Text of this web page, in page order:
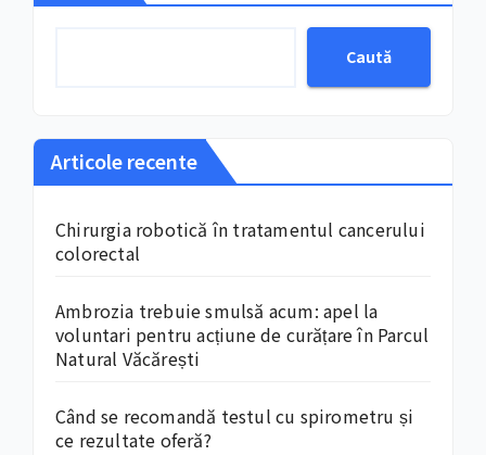
Caută
Articole recente
Chirurgia robotică în tratamentul cancerului
colorectal
Ambrozia trebuie smulsă acum: apel la
voluntari pentru acțiune de curățare în Parcul
Natural Văcărești
Când se recomandă testul cu spirometru și
ce rezultate oferă?